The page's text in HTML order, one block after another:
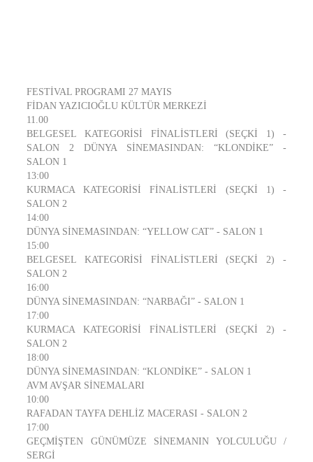
FESTİVAL PROGRAMI 27 MAYIS
FİDAN YAZICIOĞLU KÜLTÜR MERKEZİ
11.00
BELGESEL KATEGORİSİ FİNALİSTLERİ (SEÇKİ 1) -
SALON 2 DÜNYA SİNEMASINDAN: “KLONDİKE” -
SALON 1
13:00
KURMACA KATEGORİSİ FİNALİSTLERİ (SEÇKİ 1) -
SALON 2
14:00
DÜNYA SİNEMASINDAN: “YELLOW CAT” - SALON 1
15:00
BELGESEL KATEGORİSİ FİNALİSTLERİ (SEÇKİ 2) -
SALON 2
16:00
DÜNYA SİNEMASINDAN: “NARBAĞI” - SALON 1
17:00
KURMACA KATEGORİSİ FİNALİSTLERİ (SEÇKİ 2) -
SALON 2
18:00
DÜNYA SİNEMASINDAN: “KLONDİKE” - SALON 1
AVM AVŞAR SİNEMALARI
10:00
RAFADAN TAYFA DEHLİZ MACERASI - SALON 2
17:00
GEÇMİŞTEN GÜNÜMÜZE SİNEMANIN YOLCULUĞU /
SERGİ